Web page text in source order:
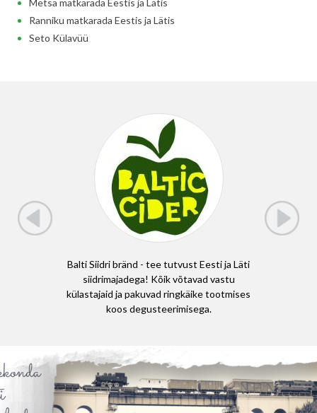
Metsa matkarada Eestis ja Lätis
Ranniku matkarada Eestis ja Lätis
Seto Külavüü
Balti Siidri bränd - tee tutvust Eesti ja Läti
siidrimajadega! Kõik võtavad vastu
külastajaid ja pakuvad ringkäike tootmises
koos degusteerimisega.